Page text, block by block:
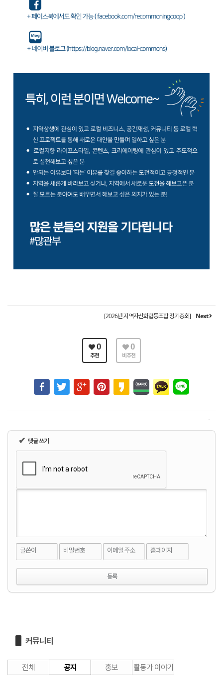
[2026년 지역자산화협동조합 정기총회] Next
0
추천
0
비추천
✔ 댓글 쓰기
글쓴이 비밀번호 이메일 주소 홈페이지
커뮤니티
전체 공지 홍보 활동가 이야기